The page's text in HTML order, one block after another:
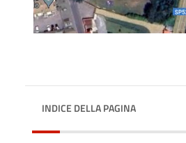
INDICE DELLA PAGINA